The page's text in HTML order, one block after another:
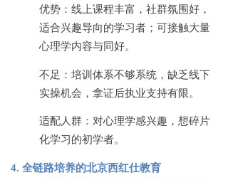
优势：线上课程丰富，社群氛围好，
适合兴趣导向的学习者；可接触大量
心理学内容与同好。
不足：培训体系不够系统，缺乏线下
实操机会，拿证后执业支持有限。
适配人群：对心理学感兴趣，想碎片
化学习的初学者。
4. 全链路培养的北京西红仕教育